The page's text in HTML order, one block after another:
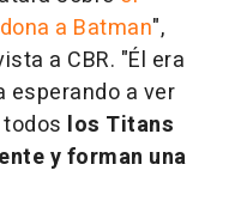
a Batman",
a CBR. "Él era
esperando a ver
los Titans
y forman una